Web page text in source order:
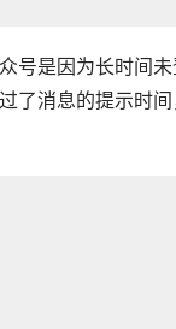
号是因为长时间
了消息的提示时